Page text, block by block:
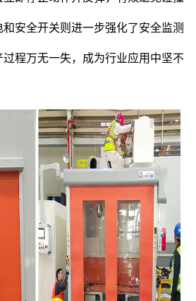
安全开关则进一步强化了安全监测
程万无一失，成为行业应用中坚不